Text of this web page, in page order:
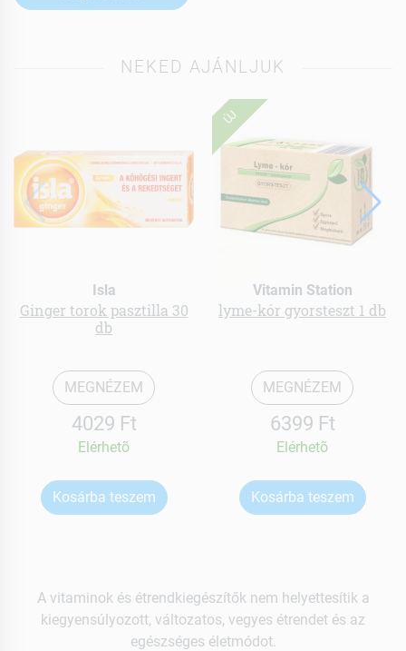
NEKED AJÁNLJUK
Isla
Ginger torok pasztilla 30
db
MEGNÉZEM
4029 Ft
Elérhetõ
Kosárba teszem
ÚJ
Vitamin Station
lyme-kór gyorsteszt 1 db
MEGNÉZEM
6399 Ft
Elérhetõ
Kosárba teszem
A vitaminok és étrendkiegészítők nem helyettesítik a
kiegyensúlyozott, változatos, vegyes étrendet és az
egészséges életmódot.